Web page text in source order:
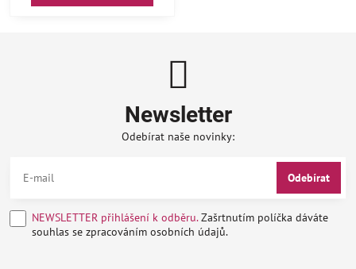
Newsletter
Odebírat naše novinky:
Odebírat
NEWSLETTER přihlášení k odběru.Zašrtnutím políčka dáváte
souhlas se zpracováním osobních údajů.